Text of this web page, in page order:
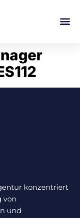
konzentriert
von
und